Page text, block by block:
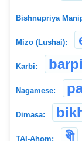
Bishnupriya
Mizo (Lushai):
Karbi: barpi
Nagamese:
Dimasa:
TAI-Ahom: খী